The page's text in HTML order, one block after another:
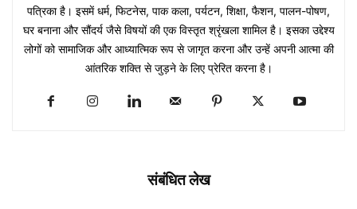
पत्रिका है। इसमें धर्म, फिटनेस, पाक कला, पर्यटन, शिक्षा, फैशन, पालन-पोषण,
घर बनाना और सौंदर्य जैसे विषयों की एक विस्तृत श्रृंखला शामिल है। इसका उद्देश्य
लोगों को सामाजिक और आध्यात्मिक रूप से जागृत करना और उन्हें अपनी आत्मा की
आंतरिक शक्ति से जुड़ने के लिए प्रेरित करना है।
संबंधित लेख